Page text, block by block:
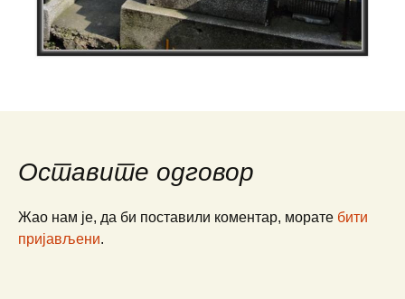
Оставите одговор
Жао нам је, да би поставили коментар, морате бити
пријављени.